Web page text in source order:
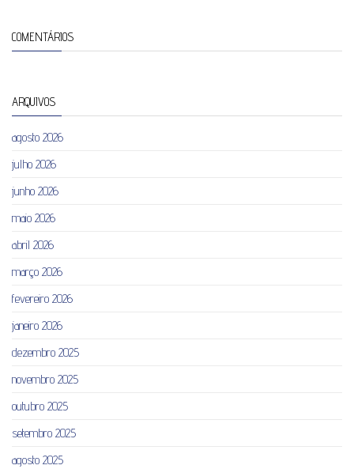
COMENTÁRIOS
ARQUIVOS
agosto 2026
julho 2026
junho 2026
maio 2026
abril 2026
março 2026
fevereiro 2026
janeiro 2026
dezembro 2025
novembro 2025
outubro 2025
setembro 2025
agosto 2025